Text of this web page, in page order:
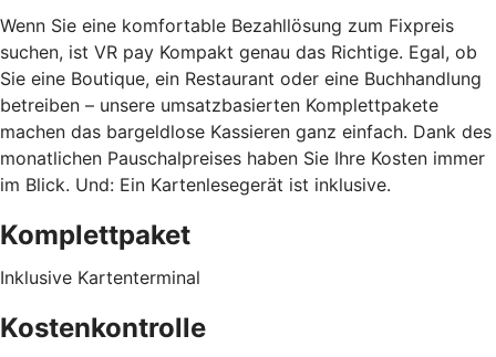
Wenn Sie eine komfortable Bezahllösung zum Fixpreis
suchen, ist VR pay Kompakt genau das Richtige. Egal, ob
Sie eine Boutique, ein Restaurant oder eine Buchhandlung
betreiben – unsere umsatzbasierten Komplettpakete
machen das bargeldlose Kassieren ganz einfach. Dank des
monatlichen Pauschalpreises haben Sie Ihre Kosten immer
im Blick. Und: Ein Kartenlesegerät ist inklusive.
Komplettpaket
Inklusive Kartenterminal
Kostenkontrolle